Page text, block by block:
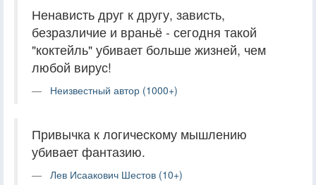
Ненависть друг к другу, зависть,
безразличие и враньё - сегодня такой
"коктейль" убивает больше жизней, чем
любой вирус!
Неизвестный автор (1000+)
Привычка к логическому мышлению
убивает фантазию.
Лев Исаакович Шестов (10+)